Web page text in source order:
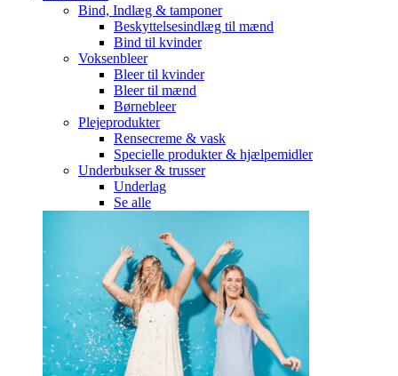
Bind, Indlæg & tamponer
Beskyttelsesindlæg til mænd
Bind til kvinder
Voksenbleer
Bleer til kvinder
Bleer til mænd
Børnebleer
Plejeprodukter
Rensecreme & vask
Specielle produkter & hjælpemidler
Underbukser & trusser
Underlag
Se alle